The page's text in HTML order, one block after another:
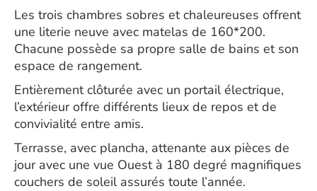
Les trois chambres sobres et chaleureuses offrent
une literie neuve avec matelas de 160*200.
Chacune possède sa propre salle de bains et son
espace de rangement.
Entièrement clôturée avec un portail électrique,
l’extérieur offre différents lieux de repos et de
convivialité entre amis.
Terrasse, avec plancha, attenante aux pièces de
jour avec une vue Ouest à 180 degré magnifiques
couchers de soleil assurés toute l’année.